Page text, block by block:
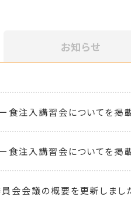
お知らせ
食注入講習会についてを掲
食注入講習会についてを掲
会会議の概要を更新しまし